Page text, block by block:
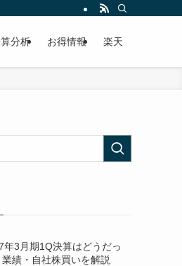
分析 お得情報 楽天
年3月期1Q決算はどうだっ
績・自社株買いを解説